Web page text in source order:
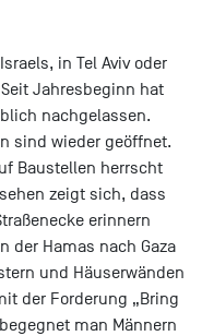
in Tel Aviv oder
Jahresbeginn hat
nachgelassen.
sind wieder geöffnet.
Baustellen herrscht
zeigt sich, dass
erinnern
der Hamas nach Gaza
und Häuserwänden
der Forderung „Bring
man Männern